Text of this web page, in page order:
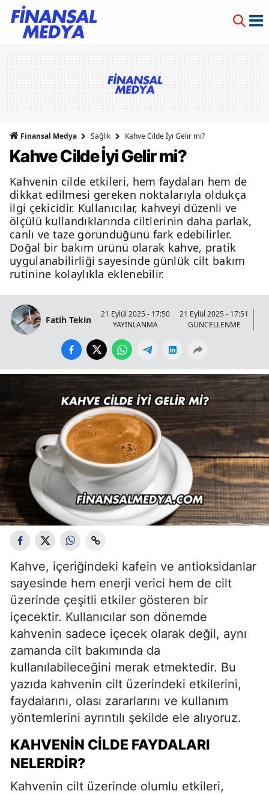
Finansal Medya Sağlık Kahve Cilde İyi Gelir mi?
Kahve Cilde İyi Gelir mi?
Kahvenin cilde etkileri, hem faydaları hem de
dikkat edilmesi gereken noktalarıyla oldukça
ilgi çekicidir. Kullanıcılar, kahveyi düzenli ve
ölçülü kullandıklarında ciltlerinin daha parlak,
canlı ve taze göründüğünü fark edebilirler.
Doğal bir bakım ürünü olarak kahve, pratik
uygulanabilirliği sayesinde günlük cilt bakım
rutinine kolaylıkla eklenebilir.
Fatih Tekin
21 Eylül 2025 - 17:50
YAYINLANMA
21 Eylül 2025 - 17:51
GÜNCELLENME
Kahve, içeriğindeki kafein ve antioksidanlar
sayesinde hem enerji verici hem de cilt
üzerinde çeşitli etkiler gösteren bir
içecektir. Kullanıcılar son dönemde
kahvenin sadece içecek olarak değil, aynı
zamanda cilt bakımında da
kullanılabileceğini merak etmektedir. Bu
yazıda kahvenin cilt üzerindeki etkilerini,
faydalarını, olası zararlarını ve kullanım
yöntemlerini ayrıntılı şekilde ele alıyoruz.
KAHVENIN CILDE FAYDALARI
NELERDIR?
Kahvenin cilt üzerinde olumlu etkileri,